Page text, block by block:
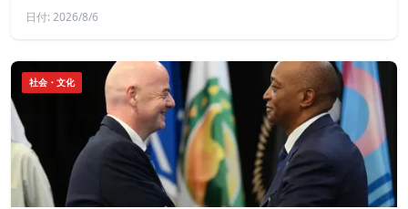
日付: 2026/8/6
社会・文化